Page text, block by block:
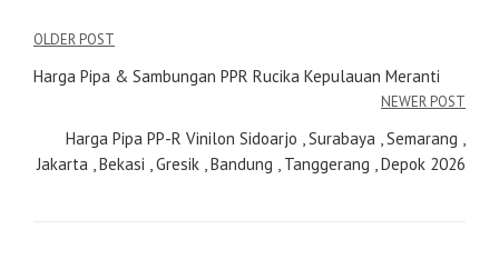
Navigasi
pos
OLDER POST
Harga Pipa & Sambungan PPR Rucika Kepulauan Meranti
NEWER POST
Harga Pipa PP-R Vinilon Sidoarjo , Surabaya , Semarang ,
Jakarta , Bekasi , Gresik , Bandung , Tanggerang , Depok 2026